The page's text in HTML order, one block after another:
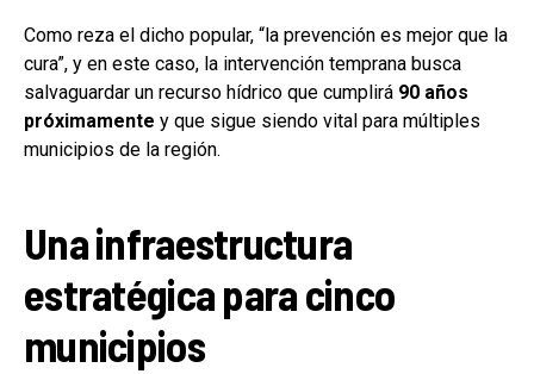
Como reza el dicho popular, “la prevención es mejor que la
cura”, y en este caso, la intervención temprana busca
salvaguardar un recurso hídrico que cumplirá 90 años
próximamente y que sigue siendo vital para múltiples
municipios de la región.
Una infraestructura
estratégica para cinco
municipios